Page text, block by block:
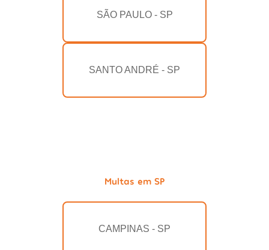
SÃO PAULO - SP
SANTO ANDRÉ - SP
Multas em SP
CAMPINAS - SP